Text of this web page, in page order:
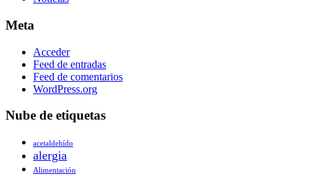
Meta
Acceder
Feed de entradas
Feed de comentarios
WordPress.org
Nube de etiquetas
acetaldehído
alergia
Alimentación